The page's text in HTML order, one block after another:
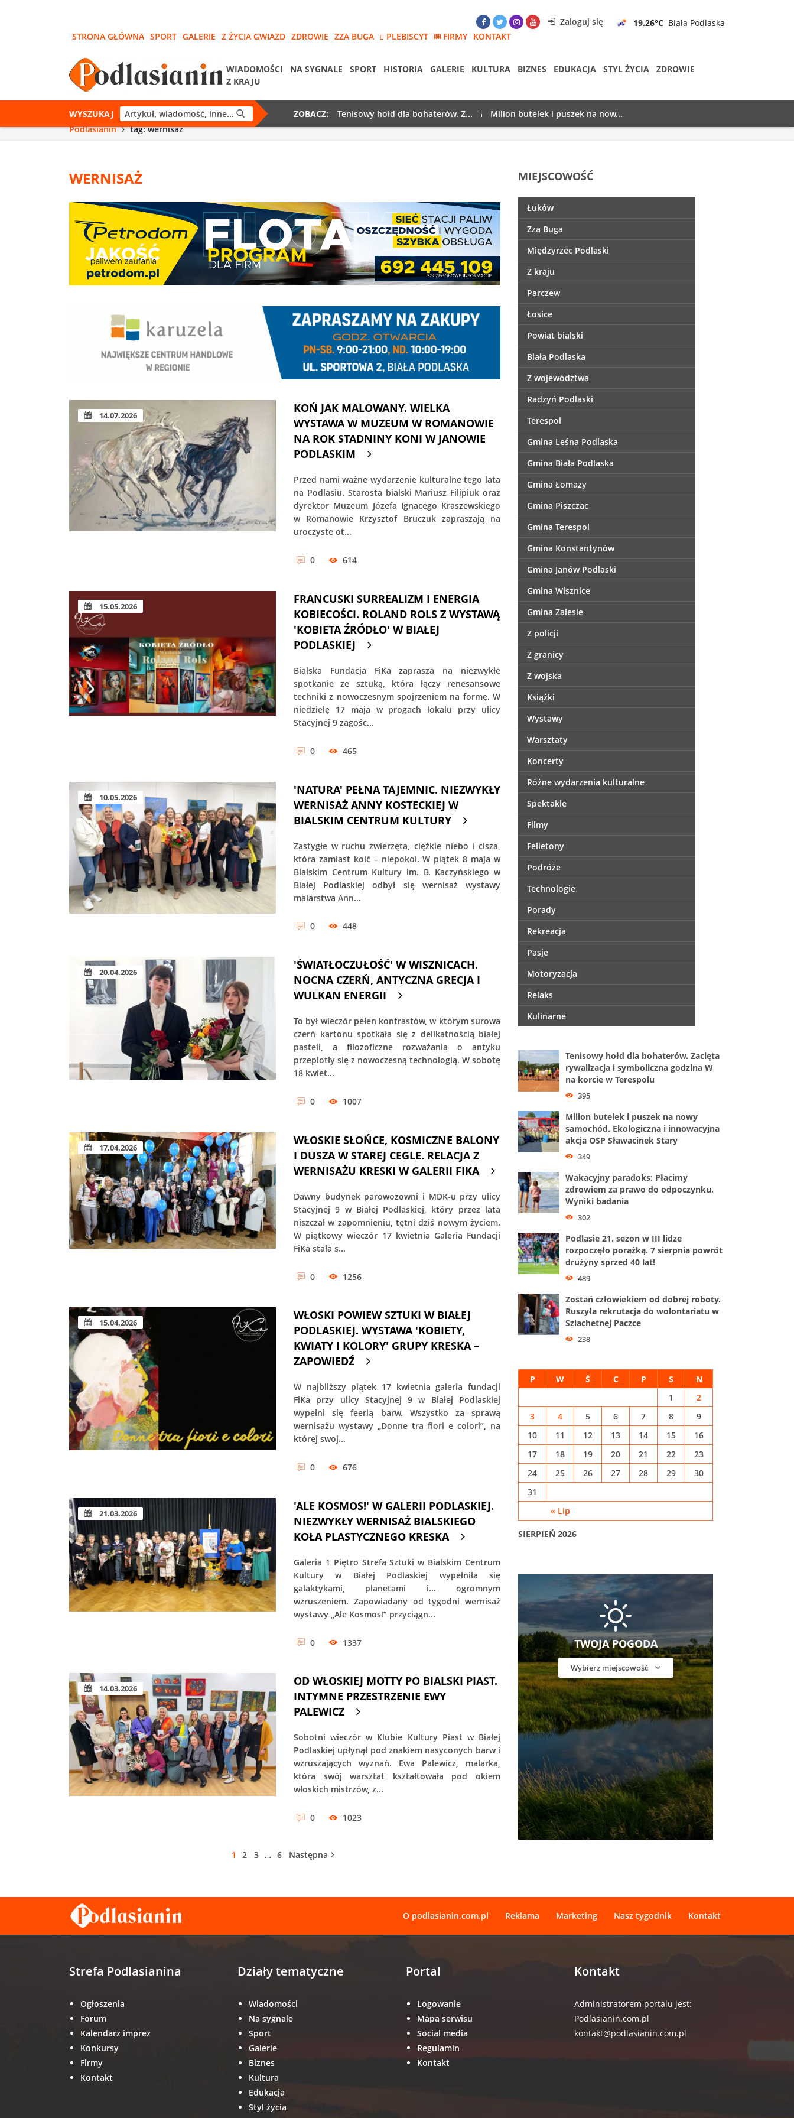
Zaloguj się 19.26°C Biała Podlaska
STRONA GŁÓWNA SPORT GALERIE Z ŻYCIA GWIAZD ZDROWIE ZZA BUGA PLEBISCYT FIRMY KONTAKT
WIADOMOŚCI NA SYGNALE SPORT HISTORIA GALERIE KULTURA BIZNES EDUKACJA STYL ŻYCIA
ZDROWIE
Z KRAJU
WYSZUKAJ ZOBACZ: Tenisowy hołd dla bohaterów. Z...
Milion butelek i puszek na now...
Podlasianin
tag: wernisaż
WERNISAŻ
14.07.2026
KOŃ JAK MALOWANY. WIELKA
WYSTAWA W MUZEUM W ROMANOWIE
NA ROK STADNINY KONI W JANOWIE
PODLASKIM
Przed nami ważne wydarzenie kulturalne tego lata
na Podlasiu. Starosta bialski Mariusz Filipiuk oraz
dyrektor Muzeum Józefa Ignacego Kraszewskiego
w Romanowie Krzysztof Bruczuk zapraszają na
uroczyste ot...
0 614
15.05.2026
FRANCUSKI SURREALIZM I ENERGIA
KOBIECOŚCI. ROLAND ROLS Z WYSTAWĄ
'KOBIETA ŹRÓDŁO' W BIAŁEJ
PODLASKIEJ
Bialska Fundacja FiKa zaprasza na niezwykłe
spotkanie ze sztuką, która łączy renesansowe
techniki z nowoczesnym spojrzeniem na formę. W
niedzielę 17 maja w progach lokalu przy ulicy
Stacyjnej 9 zagośc...
0 465
10.05.2026
'NATURA' PEŁNA TAJEMNIC. NIEZWYKŁY
WERNISAŻ ANNY KOSTECKIEJ W
BIALSKIM CENTRUM KULTURY
Zastygłe w ruchu zwierzęta, ciężkie niebo i cisza,
która zamiast koić – niepokoi. W piątek 8 maja w
Bialskim Centrum Kultury im. B. Kaczyńskiego w
Białej Podlaskiej odbył się wernisaż wystawy
malarstwa Ann...
0 448
20.04.2026
'ŚWIATŁOCZUŁOŚĆ' W WISZNICACH.
NOCNA CZERŃ, ANTYCZNA GRECJA I
WULKAN ENERGII
To był wieczór pełen kontrastów, w którym surowa
czerń kartonu spotkała się z delikatnością białej
pasteli, a filozoficzne rozważania o antyku
przeplotły się z nowoczesną technologią. W sobotę
18 kwiet...
0 1007
17.04.2026
WŁOSKIE SŁOŃCE, KOSMICZNE BALONY
I DUSZA W STAREJ CEGLE. RELACJA Z
WERNISAŻU KRESKI W GALERII FIKA
Dawny budynek parowozowni i MDK-u przy ulicy
Stacyjnej 9 w Białej Podlaskiej, który przez lata
niszczał w zapomnieniu, tętni dziś nowym życiem.
W piątkowy wieczór 17 kwietnia Galeria Fundacji
FiKa stała s...
0 1256
15.04.2026
WŁOSKI POWIEW SZTUKI W BIAŁEJ
PODLASKIEJ. WYSTAWA 'KOBIETY,
KWIATY I KOLORY' GRUPY KRESKA –
ZAPOWIEDŹ
W najbliższy piątek 17 kwietnia galeria fundacji
FiKa przy ulicy Stacyjnej 9 w Białej Podlaskiej
wypełni się feerią barw. Wszystko za sprawą
wernisażu wystawy „Donne tra fiori e colori”, na
której swoj...
0 676
21.03.2026
'ALE KOSMOS!' W GALERII PODLASKIEJ.
NIEZWYKŁY WERNISAŻ BIALSKIEGO
KOŁA PLASTYCZNEGO KRESKA
Galeria 1 Piętro Strefa Sztuki w Bialskim Centrum
Kultury w Białej Podlaskiej wypełniła się
galaktykami, planetami i... ogromnym
wzruszeniem. Zapowiadany od tygodni wernisaż
wystawy „Ale Kosmos!” przyciągn...
0 1337
14.03.2026
OD WŁOSKIEJ MOTTY PO BIALSKI PIAST.
INTYMNE PRZESTRZENIE EWY
PALEWICZ
Sobotni wieczór w Klubie Kultury Piast w Białej
Podlaskiej upłynął pod znakiem nasyconych barw i
wzruszających wyznań. Ewa Palewicz, malarka,
która swój warsztat kształtowała pod okiem
włoskich mistrzów, z...
0 1023
1 2 3 … 6 Następna
MIEJSCOWOŚĆ
Łuków
Zza Buga
Międzyrzec Podlaski
Z kraju
Parczew
Łosice
Powiat bialski
Biała Podlaska
Z województwa
Radzyń Podlaski
Terespol
Gmina Leśna Podlaska
Gmina Biała Podlaska
Gmina Łomazy
Gmina Piszczac
Gmina Terespol
Gmina Konstantynów
Gmina Janów Podlaski
Gmina Wisznice
Gmina Zalesie
Z policji
Z granicy
Z wojska
Książki
Wystawy
Warsztaty
Koncerty
Różne wydarzenia kulturalne
Spektakle
Filmy
Felietony
Podróże
Technologie
Porady
Rekreacja
Pasje
Motoryzacja
Relaks
Kulinarne
Tenisowy hołd dla bohaterów. Zacięta
rywalizacja i symboliczna godzina W
na korcie w Terespolu
395
Milion butelek i puszek na nowy
samochód. Ekologiczna i innowacyjna
akcja OSP Sławacinek Stary
349
Wakacyjny paradoks: Płacimy
zdrowiem za prawo do odpoczynku.
Wyniki badania
302
Podlasie 21. sezon w III lidze
rozpoczęło porażką. 7 sierpnia powrót
drużyny sprzed 40 lat!
489
Zostań człowiekiem od dobrej roboty.
Ruszyła rekrutacja do wolontariatu w
Szlachetnej Paczce
238
SIERPIEŃ 2026
P W Ś C P S N
« Lip
1
2
3
4 5 6 7 8
9
10
11 12 13 14 15
16
17
18 19 20 21 22
23
24
25 26 27 28 29
30
31
TWOJA POGODA
Wybierz miejscowość
O podlasianin.com.pl Reklama Marketing Nasz tygodnik Kontakt
Strefa Podlasianina
Ogłoszenia
Forum
Kalendarz imprez
Konkursy
Firmy
Kontakt
Działy tematyczne
Wiadomości
Na sygnale
Sport
Galerie
Biznes
Kultura
Edukacja
Styl życia
Portal
Logowanie
Mapa serwisu
Social media
Regulamin
Kontakt
Kontakt
Administratorem portalu jest:
Podlasianin.com.pl
kontakt@podlasianin.com.pl